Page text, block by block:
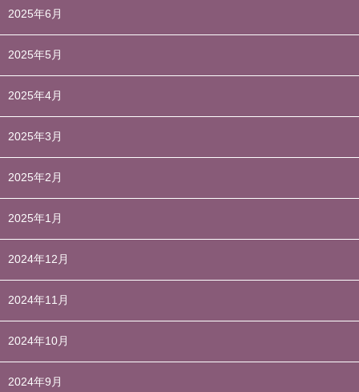
2025年6月
2025年5月
2025年4月
2025年3月
2025年2月
2025年1月
2024年12月
2024年11月
2024年10月
2024年9月